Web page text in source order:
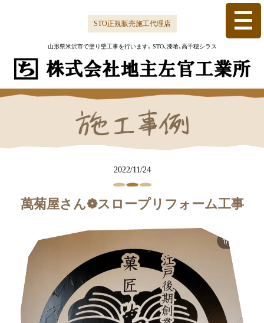
STO正規販売施工代理店
山形県米沢市で塗り壁工事を行います。 STO、漆喰、高千穂シラス
2022/11/24
萬菊屋さん❁スロープリフォーム工事